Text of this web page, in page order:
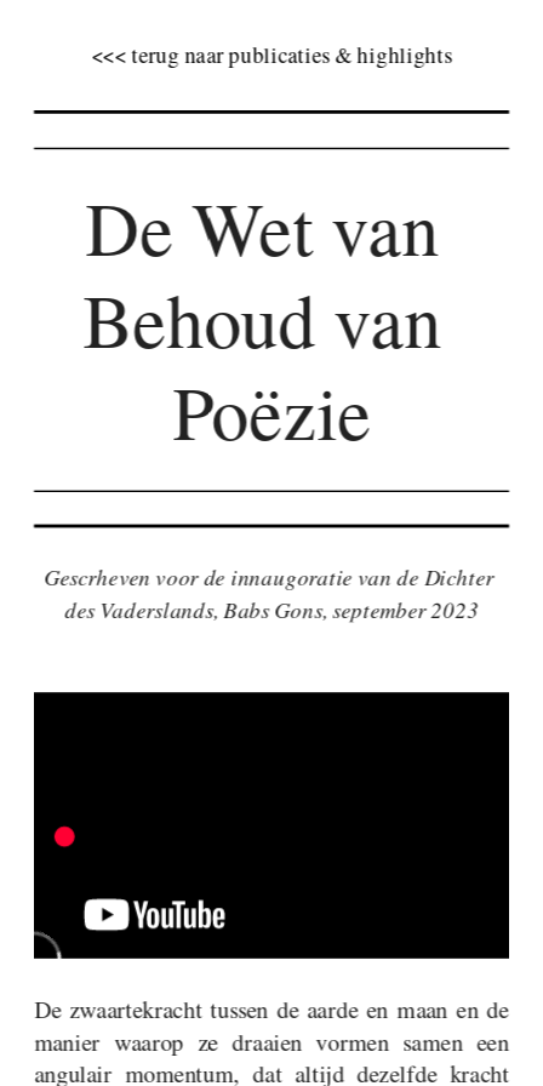
<<< terug naar publicaties & highlights
De Wet van
Behoud van
Poëzie
Gescrheven voor de innaugoratie van de Dichter
des Vaderslands, Babs Gons, september 2023
De zwaartekracht tussen de aarde en maan en de
manier waarop ze draaien vormen samen een
angulair momentum, dat altijd dezelfde kracht